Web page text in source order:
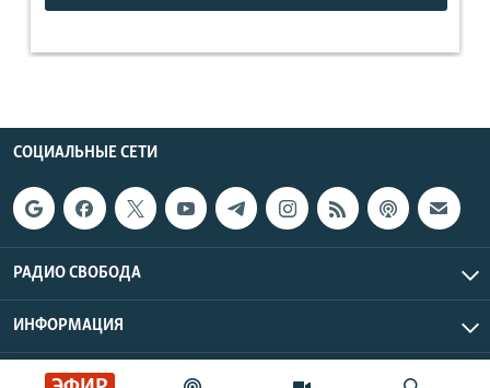
СОЦИАЛЬНЫЕ СЕТИ
РАДИО СВОБОДА
ИНФОРМАЦИЯ
Радио Свобода © 2026 RFE/RL, Inc. | Все права защищены.